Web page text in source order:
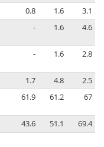
0.8 1.6
3.1
- 1.6 4.6
- 1.6 2.8
1.7 4.8
2.5
61.9 61.2 67
43.6 51.1 69.4